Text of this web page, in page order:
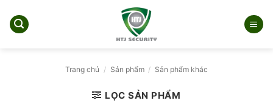
qua
Trang chủ / Sản phẩm / Sản phẩm khác
LỌC SẢN PHẨM